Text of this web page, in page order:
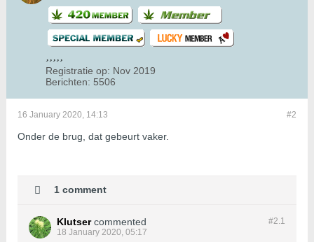
Registratie op: Nov 2019
Berichten: 5506
#2
16 January 2020, 14:13
Onder de brug, dat gebeurt vaker.
1 comment
#2.1
Klutser commented
18 January 2020, 05:17